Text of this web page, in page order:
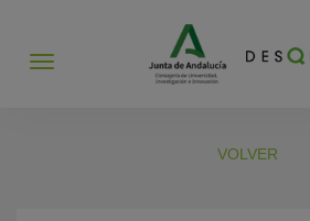
Abrir
VOLVER